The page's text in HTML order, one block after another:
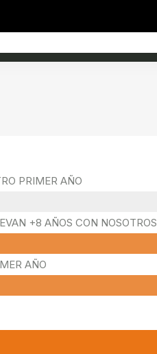
PRIMER AÑO
+8 AÑOS CON NOSOTROS
AÑO